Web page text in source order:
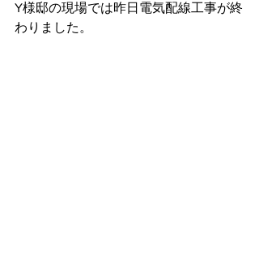
Y様邸の現場では昨日電気配線工事が終
わりました。